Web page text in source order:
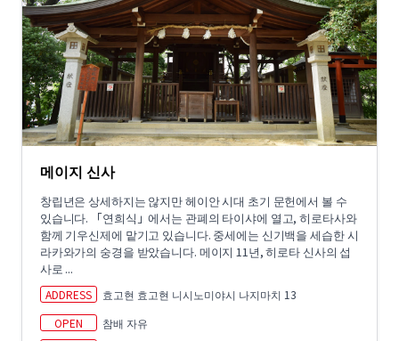
메이지 신사
창립년은 상세하지는 않지만 헤이안 시대 초기 문헌에서 볼 수
있습니다. 「연희식」에서는 관폐의 타이샤에 열고, 히로타사와
함께 기우신제에 맡기고 있습니다. 중세에는 신기백을 세습한 시
라카와가의 숭경을 받았습니다. 메이지 11년, 히로타 신사의 섭
사로 ...
ADDRESS
효고현 효고현 니시노미야시 나지마치 13
OPEN
참배 자유